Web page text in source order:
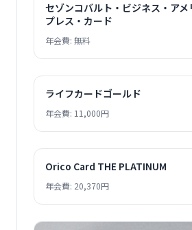
セゾンコバルト・ビジネス・ア
プレス・カード
年会費: 無料
ライフカードゴールド
年会費: 11,000円
Orico Card THE PLATINUM
年会費: 20,370円